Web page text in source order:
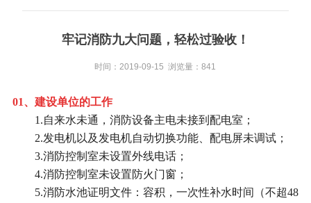
牢记消防九大问题，轻松过验收！
时间：2019-09-15 浏览量：841
01、建设单位的工作
1.自来水未通，消防设备主电未接到配电室；
2.发电机以及发电机自动切换功能、配电屏未调试；
3.消防控制室未设置外线电话；
4.消防控制室未设置防火门窗；
5.消防水池证明文件：容积，一次性补水时间（不超48